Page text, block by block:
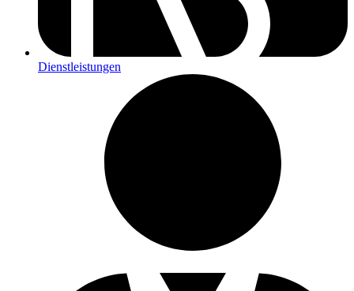
Dienstleistungen